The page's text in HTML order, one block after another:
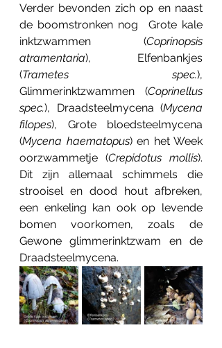
Verder bevonden zich op en naast
de boomstronken nog  Grote kale
inktzwammen (Coprinopsis
atramentaria), Elfenbankjes
(Trametes spec.),
Glimmerinktzwammen (Coprinellus
spec.), Draadsteelmycena (Mycena
filopes), Grote bloedsteelmycena
(Mycena haematopus) en het Week
oorzwammetje (Crepidotus mollis).
Dit zijn allemaal schimmels die
strooisel en dood hout afbreken,
een enkeling kan ook op levende
bomen voorkomen, zoals de
Gewone glimmerinktzwam en de
Draadsteelmycena.